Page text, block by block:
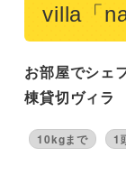
villa「
お部屋でシェ
棟貸切ヴィラ
10kgまで 1